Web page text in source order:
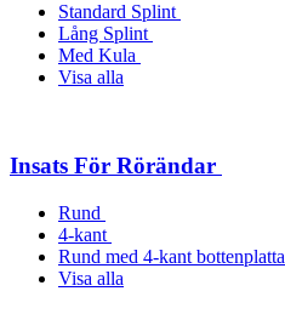
Standard Splint
Lång Splint
Med Kula
Visa alla
Insats För Rörändar
Rund
4-kant
Rund med 4-kant bottenplatta
Visa alla